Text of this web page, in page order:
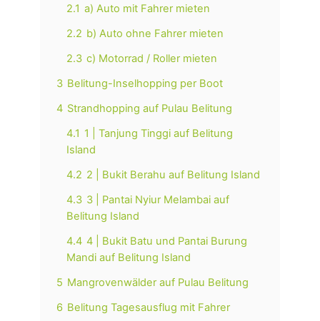
2.1 a) Auto mit Fahrer mieten
2.2 b) Auto ohne Fahrer mieten
2.3 c) Motorrad / Roller mieten
3 Belitung-Inselhopping per Boot
4 Strandhopping auf Pulau Belitung
4.1 1 | Tanjung Tinggi auf Belitung
Island
4.2 2 | Bukit Berahu auf Belitung Island
4.3 3 | Pantai Nyiur Melambai auf
Belitung Island
4.4 4 | Bukit Batu und Pantai Burung
Mandi auf Belitung Island
5 Mangrovenwälder auf Pulau Belitung
6 Belitung Tagesausflug mit Fahrer